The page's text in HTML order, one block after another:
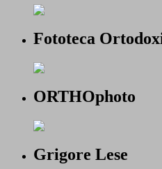
Fototeca
ORTHOphoto
Grigore Lese